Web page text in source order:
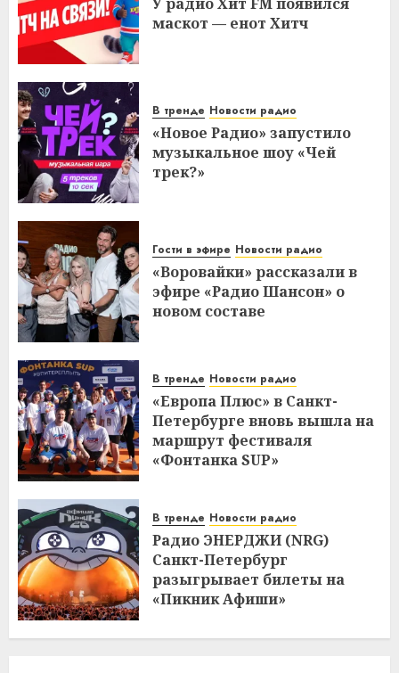
маскот — енот Хитч
В тренде Новости радио
«Новое Радио» запустило
музыкальное шоу «Чей
трек?»
Гости в эфире Новости радио
«Воровайки» рассказали в
эфире «Радио Шансон» о
новом составе
В тренде Новости радио
«Европа Плюс» в Санкт-
Петербурге вновь вышла на
маршрут фестиваля
«Фонтанка SUP»
В тренде Новости радио
Радио ЭНЕРДЖИ (NRG)
Санкт-Петербург
разыгрывает билеты на
«Пикник Афиши»